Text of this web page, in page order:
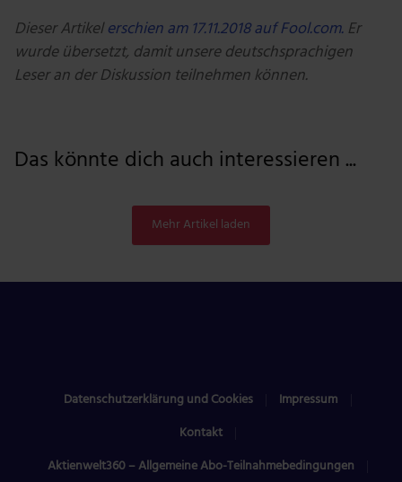
Dieser Artikelerschien am 17.11.2018 auf Fool.com. Er
wurde übersetzt, damit unsere deutschsprachigen
Leser an der Diskussion teilnehmen können.
Das könnte dich auch interessieren ...
Mehr Artikel laden
Datenschutzerklärung und Cookies
Impressum
Kontakt
Aktienwelt360 – Allgemeine Abo-Teilnahmebedingungen